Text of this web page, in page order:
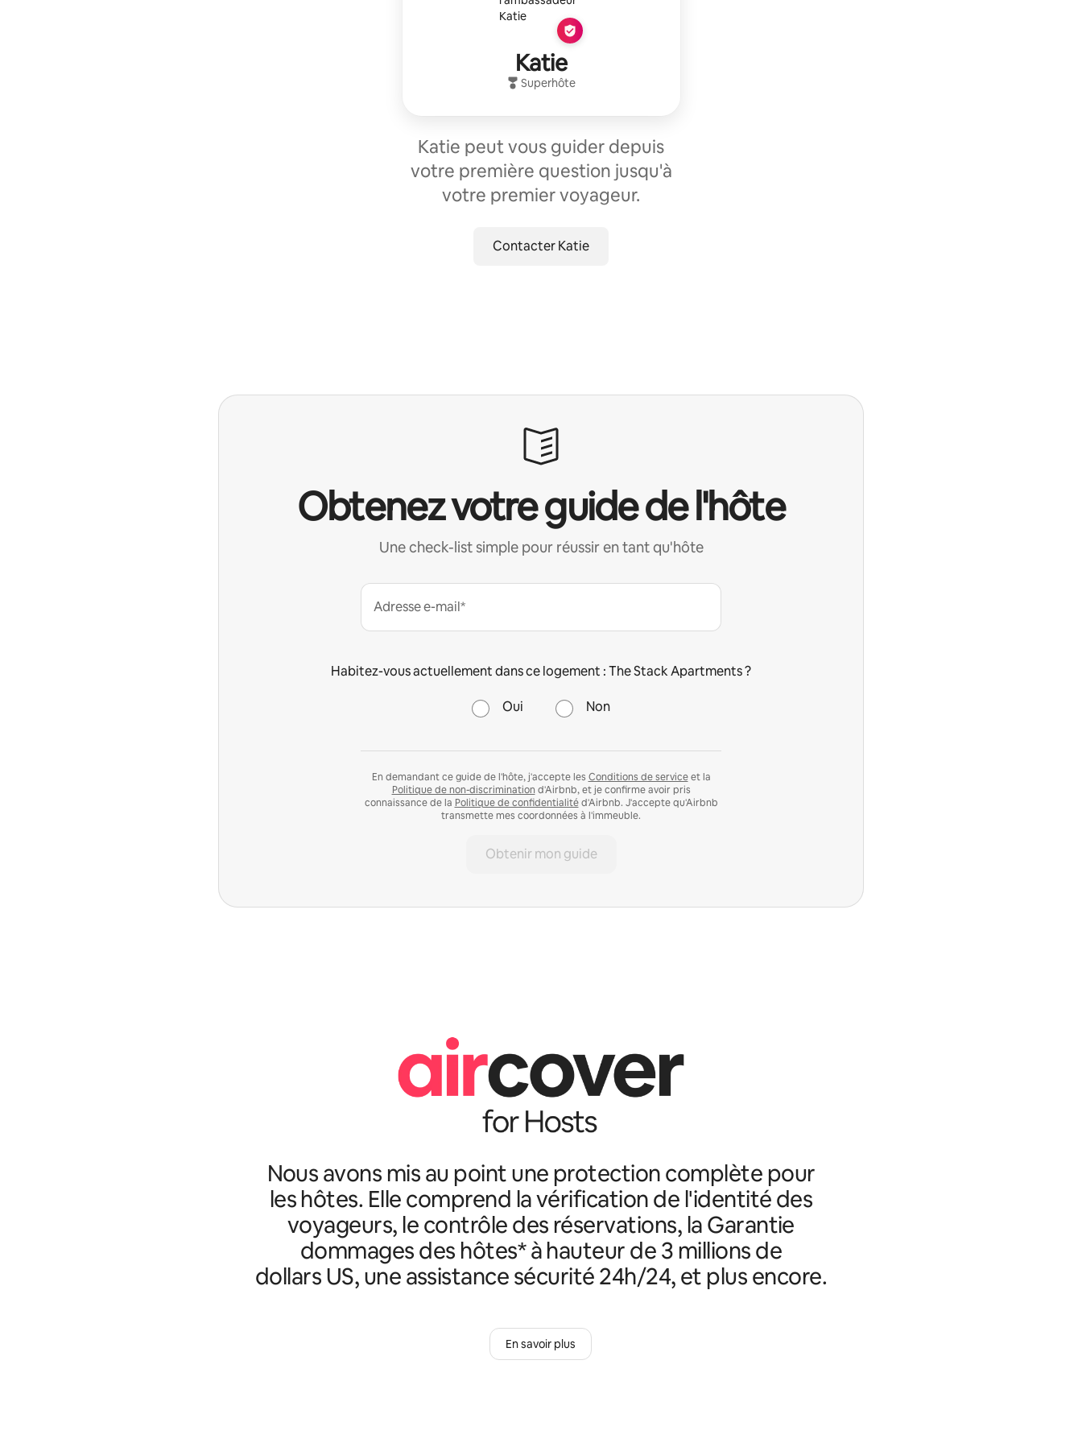
Katie
Superhôte
Katie peut vous guider depuis
votre première question jusqu'à
votre premier voyageur.
Contacter Katie
Obtenez votre guide de l'hôte
Une check-list simple pour réussir en tant qu'hôte
Adresse e-mail*
Habitez-vous actuellement dans ce logement : The Stack Apartments ?
Oui Non
En demandant ce guide de l'hôte, j'accepte les Conditions de serviceet la
Politique de non-discrimination d'Airbnb, et je confirme avoir pris
connaissance de la Politique de confidentialitéd'Airbnb. J'accepte qu'Airbnb
transmette mes coordonnées à l'immeuble.
Obtenir mon guide
Nous avons mis au point une protection complète pour
les hôtes. Elle comprend la vérification de l'identité des
voyageurs, le contrôle des réservations, la Garantie
dommages des hôtes* à hauteur de 3 millions de
dollars US, une assistance sécurité 24h/24, et plus encore.
En savoir plus